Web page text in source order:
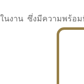
งาน ซึ่งมีความพร้อม